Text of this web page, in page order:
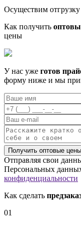
Осуществим
Как получить
цены
У нас уже готов
форму ниже и мы
Отправляя свои
Персональных
конфиденциальности
Как сделать
01